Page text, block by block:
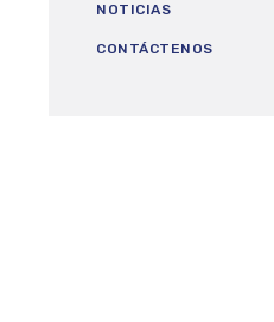
NOTICIAS
CONTÁCTENOS